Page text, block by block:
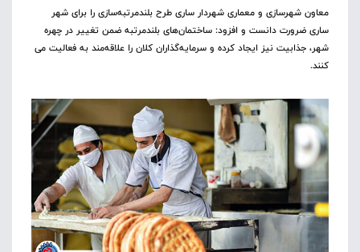
معاون شهرسازی و معماری شهردار ساری طرح بلندمرتبه‌سازی را برای شهر
ساری ضرورت دانست و افزود: ساختمان‌های بلندمرتبه ضمن تغییر در چهره
شهر، جذابیت نیز ایجاد کرده و سرمایه‌گذاران کلان را علاقه‌مند به فعالیت می
کنند.